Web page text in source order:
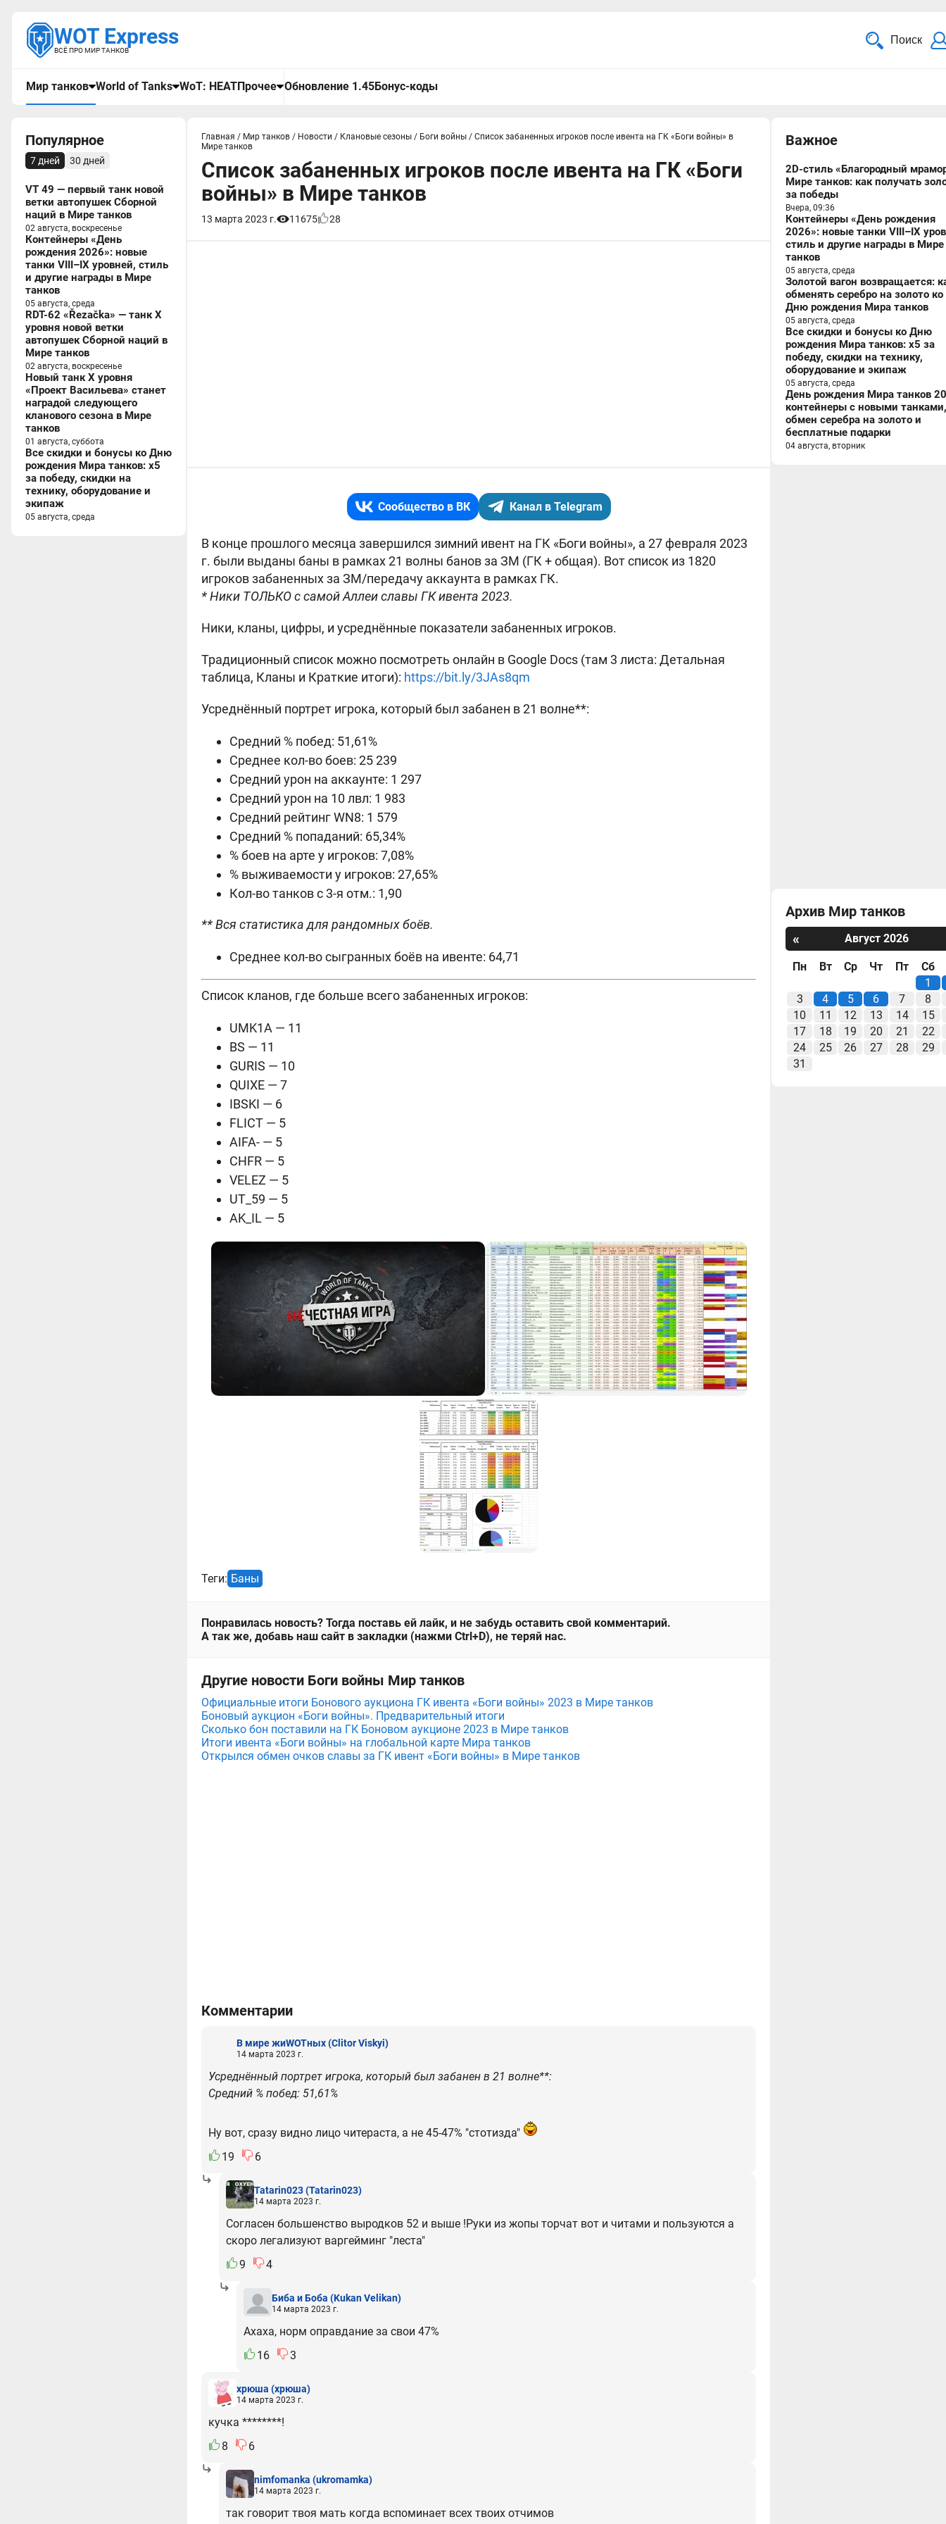
WOT Express
ВСЁ ПРО МИР ТАНКОВ
Поиск
Мир танков World of Tanks WoT: HEATПрочее Обновление 1.45Бонус-коды
Популярное
7 дней 30 дней
VT 49 — первый танк новой
ветки автопушек Сборной
наций в Мире танков
02 августа, воскресенье
Контейнеры «День
рождения 2026»: новые
танки VIII–IX уровней, стиль
и другие награды в Мире
танков
05 августа, среда
RDT-62 «Řezačka» — танк X
уровня новой ветки
автопушек Сборной наций в
Мире танков
02 августа, воскресенье
Новый танк X уровня
«Проект Васильева» станет
наградой следующего
кланового сезона в Мире
танков
01 августа, суббота
Все скидки и бонусы ко Дню
рождения Мира танков: x5
за победу, скидки на
технику, оборудование и
экипаж
05 августа, среда
Главная / Мир танков / Новости / Клановые сезоны / Боги войны / Список забаненных игроков после ивента на ГК «Боги войны» в
Мире танков
Список забаненных игроков после ивента на ГК «Боги
войны» в Мире танков
13 марта 2023 г. 11675 28
Сообщество в ВК Канал в Telegram
В конце прошлого месяца завершился зимний ивент на ГК «Боги войны», а 27 февраля 2023
г. были выданы баны в рамках 21 волны банов за ЗМ (ГК + общая). Вот список из 1820
игроков забаненных за ЗМ/передачу аккаунта в рамках ГК.
* Ники ТОЛЬКО с самой Аллеи славы ГК ивента 2023.
Ники, кланы, цифры, и усреднённые показатели забаненных игроков.
Традиционный список можно посмотреть онлайн в Google Docs (там 3 листа: Детальная
таблица, Кланы и Краткие итоги): https://bit.ly/3JAs8qm
Усреднённый портрет игрока, который был забанен в 21 волне**:
Средний % побед: 51,61%
Среднее кол-во боев: 25 239
Средний урон на аккаунте: 1 297
Средний урон на 10 лвл: 1 983
Средний рейтинг WN8: 1 579
Средний % попаданий: 65,34%
% боев на арте у игроков: 7,08%
% выживаемости у игроков: 27,65%
Кол-во танков с 3-я отм.: 1,90
** Вся статистика для рандомных боёв.
Среднее кол-во сыгранных боёв на ивенте: 64,71
Список кланов, где больше всего забаненных игроков:
UMK1A — 11
BS — 11
GURIS — 10
QUIXE — 7
IBSKI — 6
FLICT — 5
AIFA- — 5
CHFR — 5
VELEZ — 5
UT_59 — 5
AK_IL — 5
Теги: Баны
Понравилась новость? Тогда поставь ей лайк, и не забудь оставить свой комментарий.
А так же, добавь наш сайт в закладки (нажми Ctrl+D), не теряй нас.
Другие новости Боги войны Мир танков
Официальные итоги Бонового аукциона ГК ивента «Боги войны» 2023 в Мире танков
Боновый аукцион «Боги войны». Предварительный итоги
Сколько бон поставили на ГК Боновом аукционе 2023 в Мире танков
Итоги ивента «Боги войны» на глобальной карте Мира танков
Открылся обмен очков славы за ГК ивент «Боги войны» в Мире танков
Комментарии
В мире жиWOTных(Clitor Viskyi)
14 марта 2023 г.
Усреднённый портрет игрока, который был забанен в 21 волне**:
Средний % побед: 51,61%
Ну вот, сразу видно лицо читераста, а не 45-47% "стотизда"
19
6
Tatarin023(Tatarin023)
14 марта 2023 г.
Согласен большенство выродков 52 и выше !Руки из жопы торчат вот и читами и пользуются а
скоро легализуют варгейминг "леста"
9
4
Биба и Боба (Kukan Velikan)
14 марта 2023 г.
Ахаха, норм оправдание за свои 47%
16
3
хрюша (хрюша)
14 марта 2023 г.
кучка ********!
8
6
nimfomanka (ukromamka)
14 марта 2023 г.
так говорит твоя мать когда вспоминает всех твоих отчимов
Важное
2D-стиль «Благородный
Мире танков: как получать
за победы
Вчера, 09:36
Контейнеры «День рождения
2026»: новые танки VIII–IX
стиль и другие награды в Мире
танков
05 августа, среда
Золотой вагон возвращается:
обменять серебро на золото ко
Дню рождения Мира танков
05 августа, среда
Все скидки и бонусы ко Дню
рождения Мира танков: x5 за
победу, скидки на технику,
оборудование и экипаж
05 августа, среда
День рождения Мира танков
контейнеры с новыми танками,
обмен серебра на золото и
бесплатные подарки
04 августа, вторник
Архив Мир танков
«
Август 2026
Пн Вт Ср Чт Пт
Сб
1
3
4 5 6 7
8
10
11 12 13 14
15
17
18 19 20 21
22
24
25 26 27 28
29
31